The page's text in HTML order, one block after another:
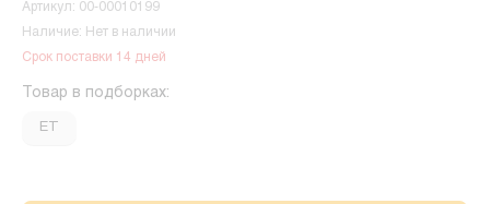
Артикул: 00-00010199
Наличие: Нет в наличии
Срок поставки 14 дней
Товар в подборках:
ET